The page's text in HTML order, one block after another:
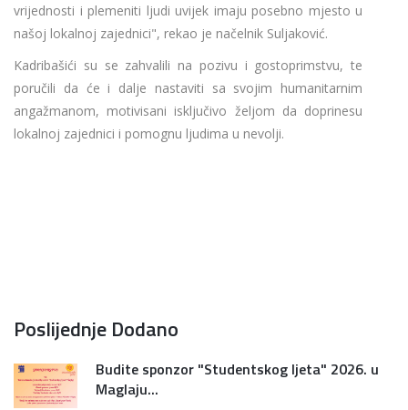
vrijednosti i plemeniti ljudi uvijek imaju posebno mjesto u
našoj lokalnoj zajednici", rekao je načelnik Suljaković.
Kadribašići su se zahvalili na pozivu i gostoprimstvu, te
poručili da će i dalje nastaviti sa svojim humanitarnim
angažmanom, motivisani isključivo željom da doprinesu
lokalnoj zajednici i pomognu ljudima u nevolji.
Poslijednje Dodano
Budite sponzor "Studentskog ljeta" 2026. u
Maglaju...